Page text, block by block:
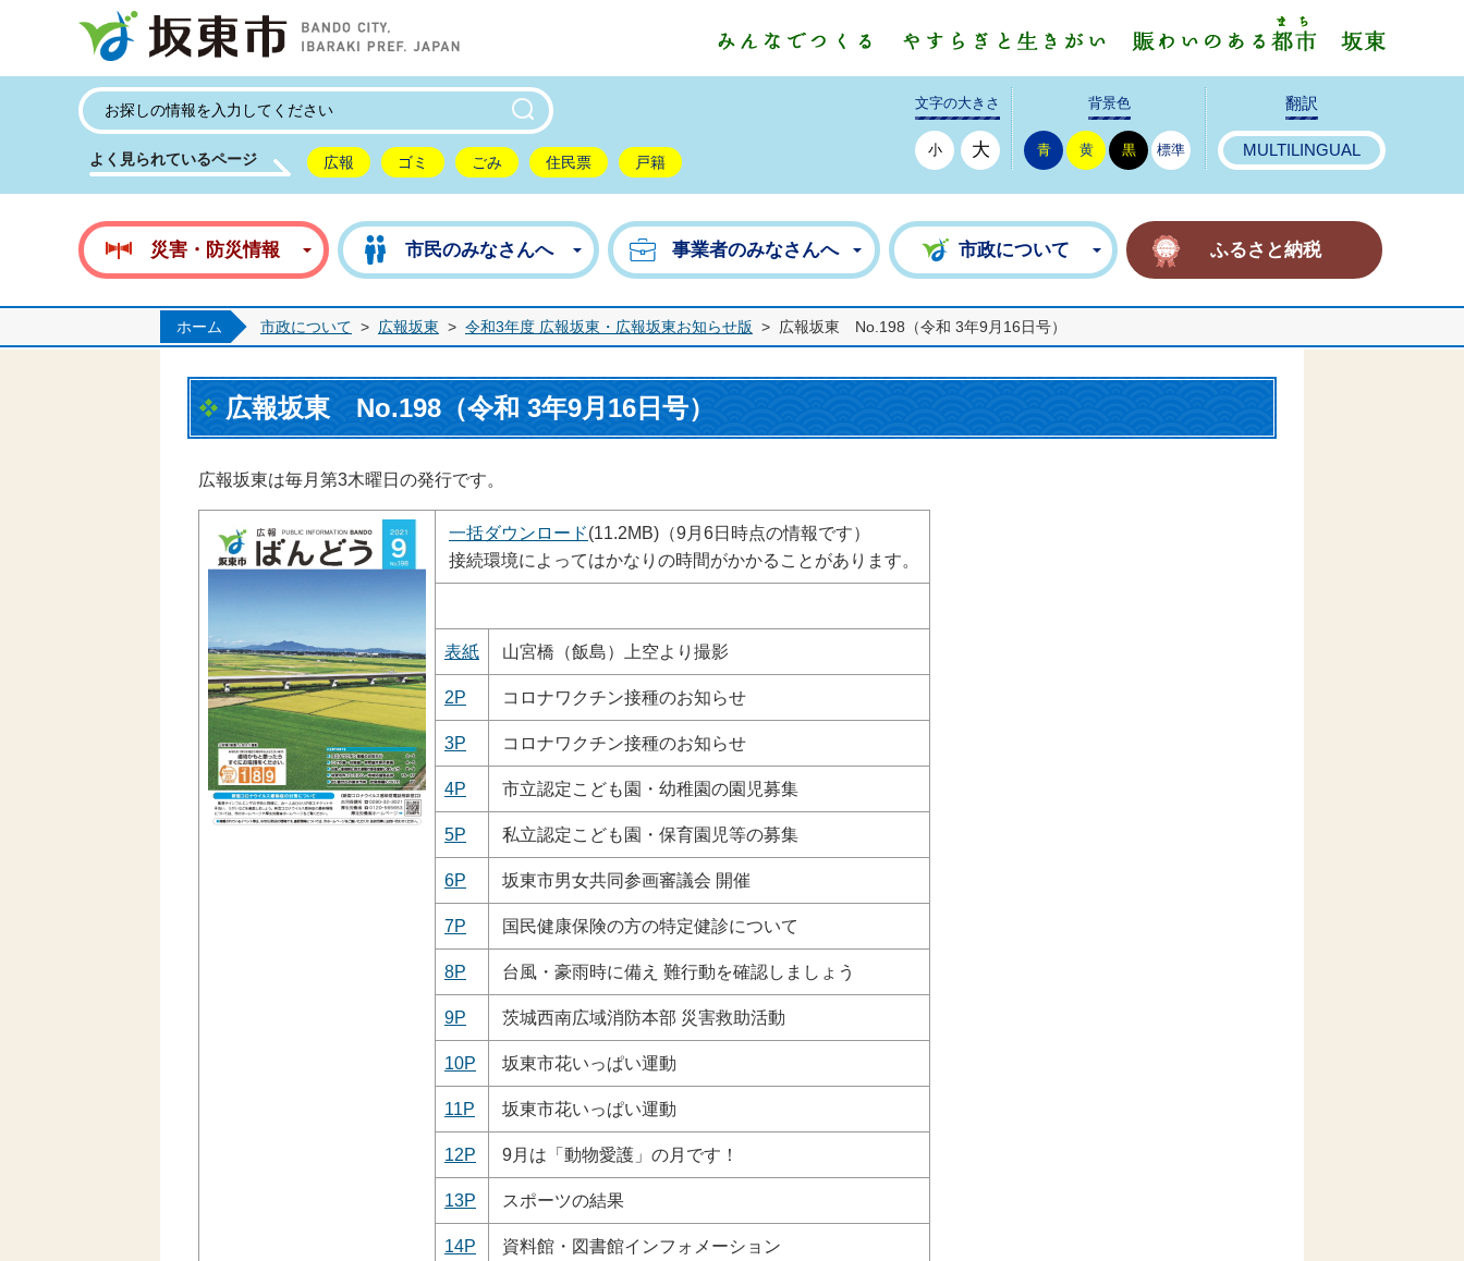
よく見られているページ 広報 ゴミ ごみ 住民票 戸籍
文字の大きさ
小 大
背景色
青 黄 黒 標準
翻訳
MULTILINGUAL
災害・防災情報 市民のみなさんへ 事業者のみなさんへ 市政について ふるさと納税
ホーム 市政について > 広報坂東 > 令和3年度 広報坂東・広報坂東お知らせ版 > 広報坂東 No.198（令和 3年9月16日号）
広報坂東 No.198（令和 3年9月16日号）
広報坂東は毎月第3木曜日の発行です。
一括ダウンロード(11.2MB)（9月6日時点の情報です）
接続環境によってはかなりの時間がかかることがあります。
表紙 山宮橋（飯島）上空より撮影
2P コロナワクチン接種のお知らせ
3P コロナワクチン接種のお知らせ
4P 市立認定こども園・幼稚園の園児募集
5P 私立認定こども園・保育園児等の募集
6P 坂東市男女共同参画審議会 開催
7P 国民健康保険の方の特定健診について
8P 台風・豪雨時に備え 難行動を確認しましょう
9P 茨城西南広域消防本部 災害救助活動
10P 坂東市花いっぱい運動
11P 坂東市花いっぱい運動
12P 9月は「動物愛護」の月です！
13P スポーツの結果
14P 資料館・図書館インフォメーション